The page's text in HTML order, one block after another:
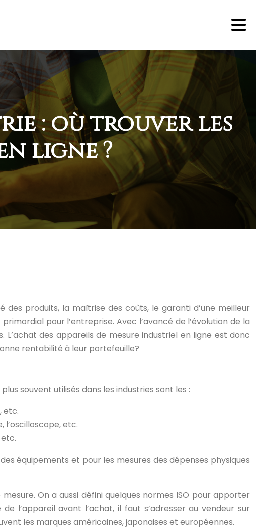
: où trouver les
ligne ?
produits, la maîtrise des coûts, le garanti d’une meilleur
pour l’entreprise. Avec l’avancé de l’évolution de la
des appareils de mesure industriel en ligne est donc
rentabilité à leur portefeuille?
souvent utilisés dans les industries sont les :
etc.
etc.
équipements et pour les mesures des dépenses physiques
On a aussi défini quelques normes ISO pour apporter
l’appareil avant l’achat, il faut s’adresser au vendeur sur
les marques américaines, japonaises et européennes.